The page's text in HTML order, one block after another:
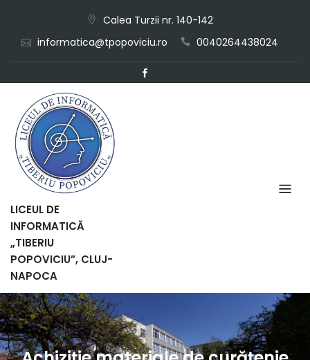
content
Calea Turzii nr. 140-142
informatica@tpopoviciu.ro
0040264438024
LICEUL DE
INFORMATICĂ
„TIBERIU
POPOVICIU”, CLUJ-
NAPOCA